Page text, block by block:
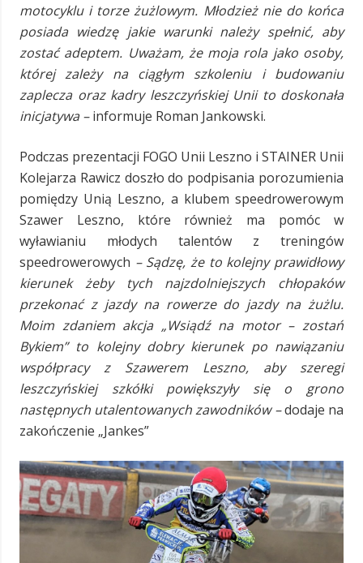
motocyklu i torze żużlowym. Młodzież nie do końca
posiada wiedzę jakie warunki należy spełnić, aby
zostać adeptem. Uważam, że moja rola jako osoby,
której zależy na ciągłym szkoleniu i budowaniu
zaplecza oraz kadry leszczyńskiej Unii to doskonała
inicjatywa –informuje Roman Jankowski.
Podczas prezentacji FOGO Unii Leszno i STAINER Unii
Kolejarza Rawicz doszło do podpisania porozumienia
pomiędzy Unią Leszno, a klubem speedrowerowym
Szawer Leszno, które również ma pomóc w
wyławianiu młodych talentów z treningów
speedrowerowych – Sądzę, że to kolejny prawidłowy
kierunek żeby tych najzdolniejszych chłopaków
przekonać z jazdy na rowerze do jazdy na żużlu.
Moim zdaniem akcja „Wsiądź na motor – zostań
Bykiem” to kolejny dobry kierunek po nawiązaniu
współpracy z Szawerem Leszno, aby szeregi
leszczyńskiej szkółki powiększyły się o grono
następnych utalentowanych zawodników –dodaje na
zakończenie „Jankes”